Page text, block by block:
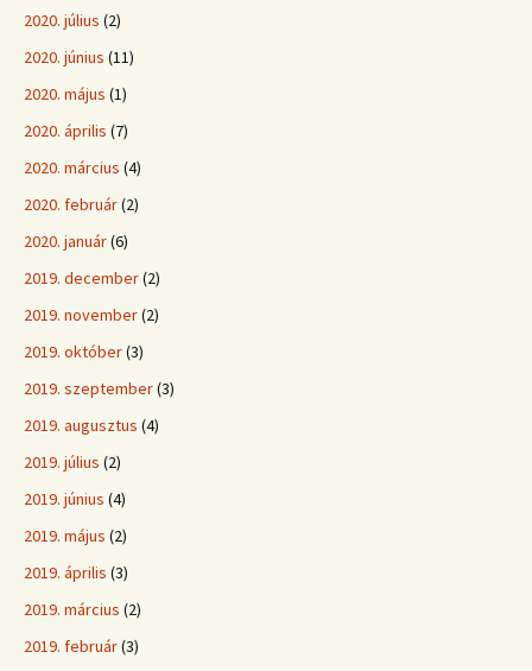
2020. július (2)
2020. június (11)
2020. május (1)
2020. április (7)
2020. március (4)
2020. február(2)
2020. január(6)
2019. december(2)
2019. november(2)
2019. október(3)
2019. szeptember(3)
2019. augusztus (4)
2019. július (2)
2019. június (4)
2019. május (2)
2019. április (3)
2019. március (2)
2019. február(3)